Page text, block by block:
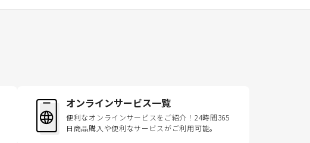
オンラインサービス一覧
便利なオンラインサービスをご紹介！24時間365
日商品購入や便利なサービスがご利用可能。